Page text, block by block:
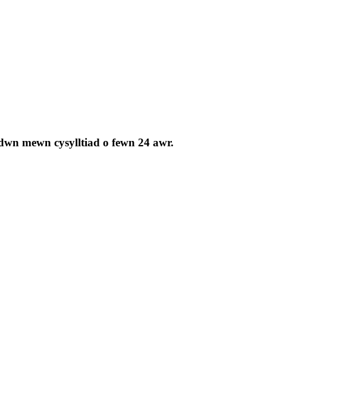
mewn cysylltiad o fewn 24 awr.